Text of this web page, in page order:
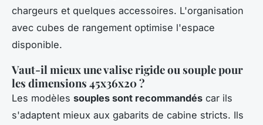
chargeurs et quelques accessoires. L'organisation
avec cubes de rangement optimise l'espace
disponible.
Vaut-il mieux une valise rigide ou souple pour
les dimensions 45x36x20 ?
Les modèles souples sont recommandés car ils
s'adaptent mieux aux gabarits de cabine stricts. Ils